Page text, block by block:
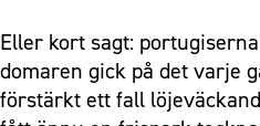
Eller kort sagt:
domaren gick på det varje
förstärkt ett fall